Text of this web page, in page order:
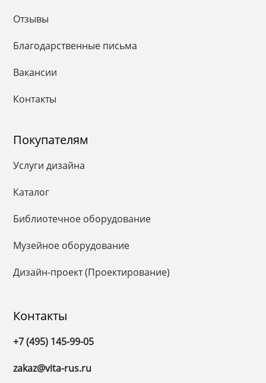
Отзывы
Благодарственные письма
Вакансии
Контакты
Покупателям
Услуги дизайна
Каталог
Библиотечное оборудование
Музейное оборудование
Дизайн-проект (Проектирование)
Контакты
+7 (495) 145-99-05
zakaz@vita-rus.ru